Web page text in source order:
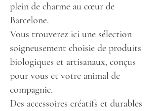
plein de charme au cœur de
Barcelone.
Vous trouverez ici une sélection
soigneusement choisie de produits
biologiques et artisanaux, conçus
pour vous et votre animal de
compagnie.
Des accessoires créatifs et durables